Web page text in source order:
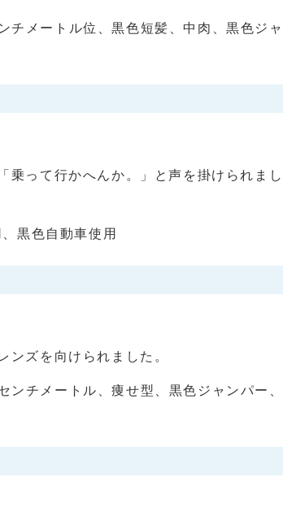
メートル位、黒色短髪、中肉、黒色ジ
って行かへんか。」と声を掛けられま
黒色自動車使用
ンズを向けられました。
チメートル、痩せ型、黒色ジャンパー、